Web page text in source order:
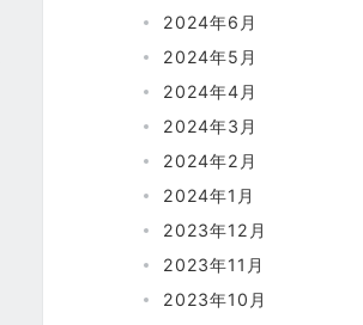
2024年6月
2024年5月
2024年4月
2024年3月
2024年2月
2024年1月
2023年12月
2023年11月
2023年10月